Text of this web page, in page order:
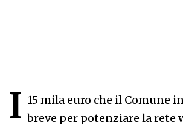
I 15 mila euro che il Comune
breve per potenziare la rete